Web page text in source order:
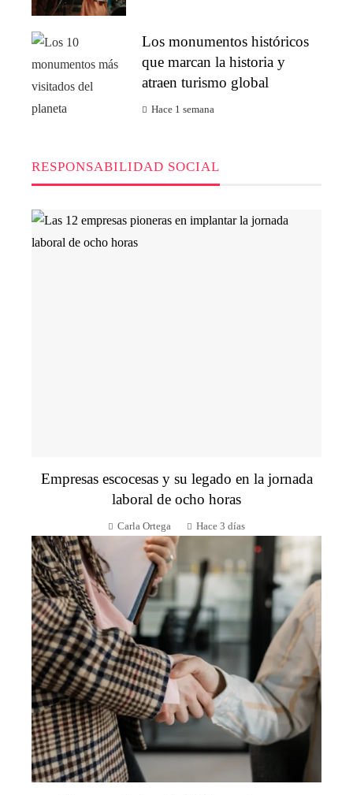
Los monumentos históricos
que marcan la historia y
atraen turismo global
Hace 1 semana
RESPONSABILIDAD SOCIAL
Empresas escocesas y su legado en la jornada
laboral de ocho horas
Carla Ortega Hace 3 días